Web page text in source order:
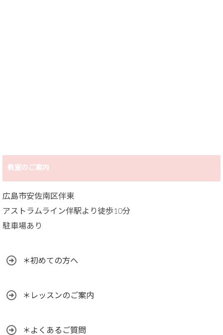
教室のご案内
広島市安佐南区伴東
アストラムライン伴駅より徒歩10分
駐車場あり
＊初めての方へ
＊レッスンのご案内
＊よくあるご質問